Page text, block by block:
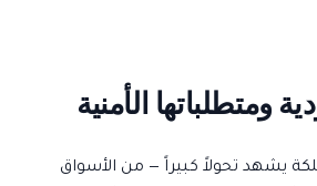
ومتطلباتها الأمنية
يشهد تحولاً كبيراً — من الأسواق